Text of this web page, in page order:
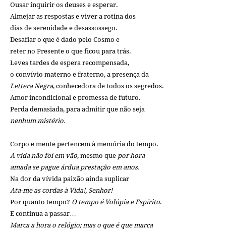
Ousar inquirir os deuses e esperar.
Almejar as respostas e viver a rotina dos
dias de serenidade e desassossego.
Desafiar o que é dado pelo Cosmo e
reter no Presente o que ficou para trás.
Leves tardes de espera recompensada,
o convívio materno e fraterno, a presença da
Lettera Negra, conhecedora de todos os segredos.
Amor incondicional e promessa de futuro.
Perda demasiada, para admitir que não seja
nenhum mistério.
Corpo e mente pertencem à memória do tempo.
A vida não foi em vão, mesmo que por hora
amada se pague árdua prestação em anos.
Na dor da vívida paixão ainda suplicar
Ata-me as cordas à Vida!, Senhor!
Por quanto tempo? O tempo é Volúpia e Espírito.
E continua a passar…
Marca a hora o relógio; mas o que é que marca